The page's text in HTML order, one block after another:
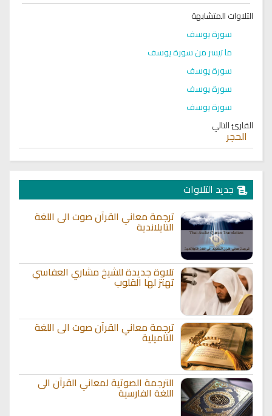
التلاوات المتشابهة
سورة يوسف
ما تيسر من سورة يوسف
سورة يوسف
سورة يوسف
سورة يوسف
القارئ التالي
الحجر
جديد التلاوات
ترجمة معاني القرآن صوت الى اللغة
التايلاندية
تلاوة جديدة للشيخ مشاري العفاسي
تهتز لها القلوب
ترجمة معاني القرآن صوت الى اللغة
التاميلية
الترجمة الصوتية لمعاني القرآن الى
اللغة الفارسية